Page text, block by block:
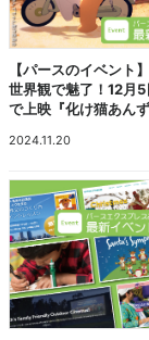
【パースのイベント
世界観で魅了！12月
で上映『化け猫あんず
2024.11.20